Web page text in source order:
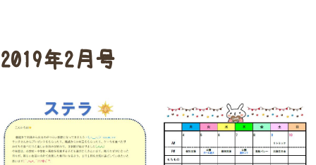
2019年2月号